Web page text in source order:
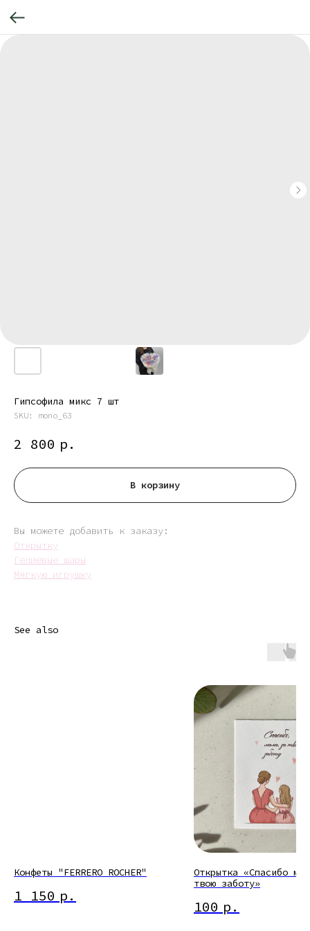
Гипсофила микс 7 шт
SKU: mono_63
2 800 р.
В корзину
Вы можете добавить к заказу:
Открытку
Гелиевые шары
Мягкую игрушку
See also
Конфеты "FERRERO ROCHER"
1 150 р.
Открытка «Спасибо
твою заботу»
100 р.